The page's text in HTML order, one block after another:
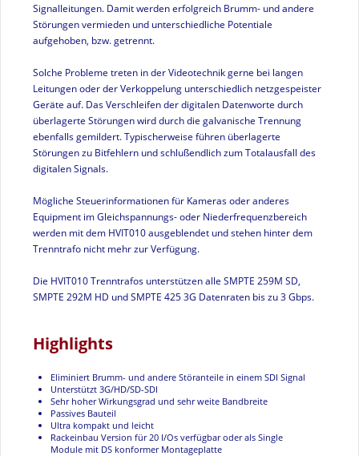
Signalleitungen. Damit werden erfolgreich Brumm- und andere
Störungen vermieden und unterschiedliche Potentiale
aufgehoben, bzw. getrennt.
Solche Probleme treten in der Videotechnik gerne bei langen
Leitungen oder der Verkoppelung unterschiedlich netzgespeister
Geräte auf. Das Verschleifen der digitalen Datenworte durch
überlagerte Störungen wird durch die galvanische Trennung
ebenfalls gemildert. Typischerweise führen überlagerte
Störungen zu Bitfehlern und schlußendlich zum Totalausfall des
digitalen Signals.
Mögliche Steuerinformationen für Kameras oder anderes
Equipment im Gleichspannungs- oder Niederfrequenzbereich
werden mit dem HVIT010 ausgeblendet und stehen hinter dem
Trenntrafo nicht mehr zur Verfügung.
Die HVIT010 Trenntrafos unterstützen alle SMPTE 259M SD,
SMPTE 292M HD und SMPTE 425 3G Datenraten bis zu 3 Gbps.
Highlights
Eliminiert Brumm- und andere Störanteile in einem SDI Signal
Unterstützt 3G/HD/SD-SDI
Sehr hoher Wirkungsgrad und sehr weite Bandbreite
Passives Bauteil
Ultra kompakt und leicht
Rackeinbau Version für 20 I/Os verfügbar oder als Single
Module mit DS konformer Montageplatte